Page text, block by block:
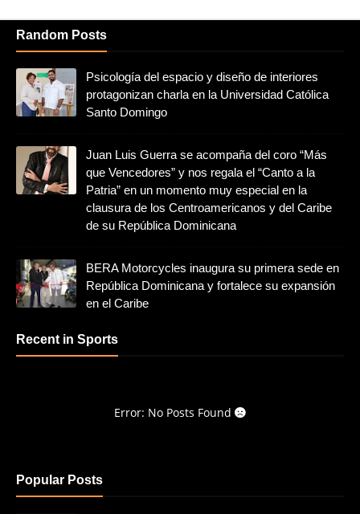
Random Posts
Psicología del espacio y diseño de interiores
protagonizan charla en la Universidad Católica
Santo Domingo
Juan Luis Guerra se acompaña del coro “Más
que Vencedores” y nos regala el “Canto a la
Patria” en un momento muy especial en la
clausura de los Centroamericanos y del Caribe
de su República Dominicana
BERA Motorcycles inaugura su primera sede en
República Dominicana y fortalece su expansión
en el Caribe
Recent in Sports
Error: No Posts Found
Popular Posts